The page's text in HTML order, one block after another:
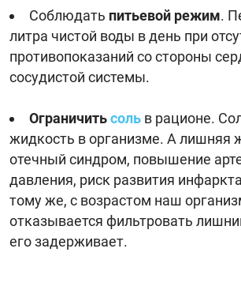
Соблюдать питьевой режим.
литра чистой воды в день при
противопоказаний со стороны
сосудистой системы.
Ограничитьсоль в рационе.
жидкость в организме. А лишняя
отечный синдром, повышение
давления, риск развития
тому же, с возрастом наш
отказывается фильтровать
его задерживает.